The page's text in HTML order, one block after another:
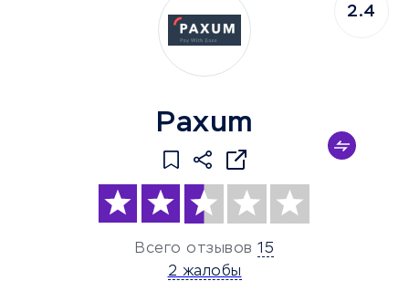
Paxum
Всего отзывов 15
2 жалобы
2.4